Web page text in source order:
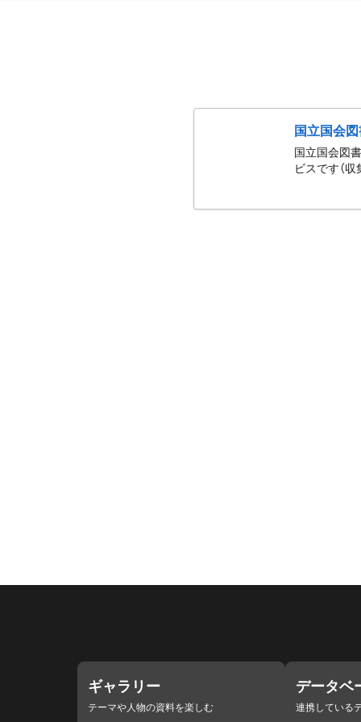
国立国会
国立国会図
ビスです（
ギャラリー
テーマや人物の資料を楽しむ
データベ
連携している